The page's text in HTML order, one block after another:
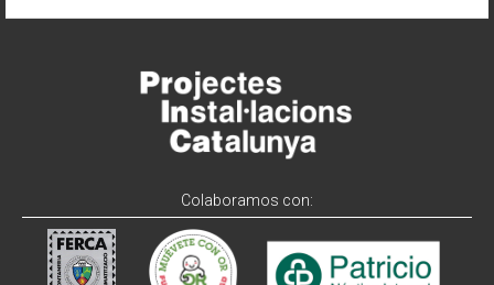
Colaboramos con: